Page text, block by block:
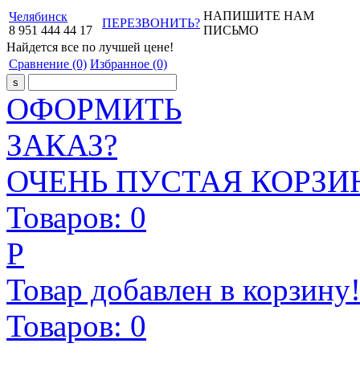
Челябинск
8 951 444 44 17
ПЕРЕЗВОНИТЬ?
НАПИШИТЕ НАМ
ПИСЬМО
Найдется все по лучшей цене!
Сравнение (0) Избранное (0)
ОФОРМИТЬ
ЗАКАЗ?
ОЧЕНЬ ПУСТАЯ
Товаров: 0
Р
Товар добавлен в корзину!
Товаров: 0